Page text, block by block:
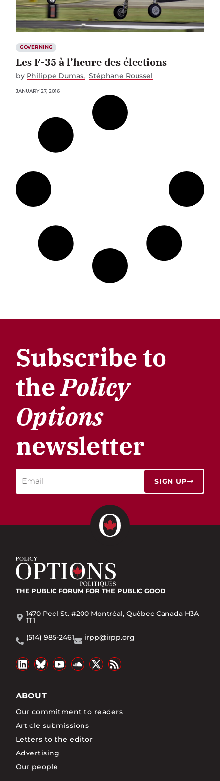
GOVERNING
Les F-35 à l’heure des élections
by Philippe Dumas Stéphane Roussel
JANUARY 27, 2016
Subscribe to
thePolicy
Options
newsletter
SIGN UP
THE PUBLIC FORUM FOR THE PUBLIC GOOD
1470 Peel St. #200 Montréal, Québec Canada H3A
1T1
(514) 985-2461
irpp@irpp.org
ABOUT
Our commitment to readers
Article submissions
Letters to the editor
Advertising
Our people